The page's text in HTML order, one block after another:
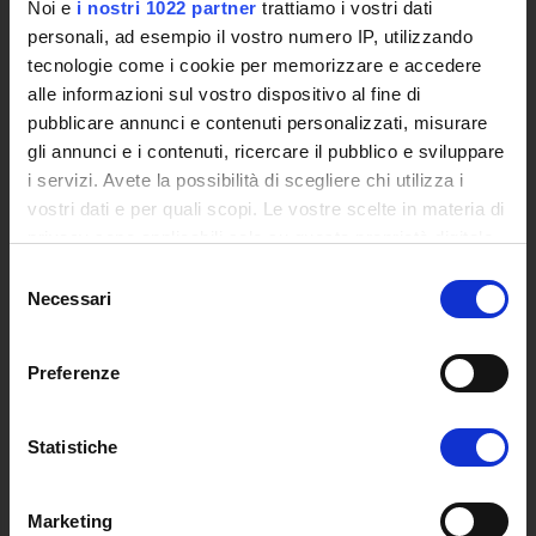
Noi e i nostri 1022 partner trattiamo i vostri dati
personali, ad esempio il vostro numero IP, utilizzando
tecnologie come i cookie per memorizzare e accedere
alle informazioni sul vostro dispositivo al fine di
pubblicare annunci e contenuti personalizzati, misurare
gli annunci e i contenuti, ricercare il pubblico e sviluppare
i servizi. Avete la possibilità di scegliere chi utilizza i
vostri dati e per quali scopi. Le vostre scelte in materia di
modificare o revocare il proprio consenso in qualsiasi
momento dalla Dichiarazione sui cookie o facendo clic
raccogliere informazioni sulla tua posizione
geografica, con un'approssimazione di qualche
Identificare il tuo dispositivo, scansionandolo
delNecessari
Preferenze
Statistiche
Marketing
Posta Elettronica Certificata - PEC
Bacheca del Rettore
DIDATTICA
Corsi di Laurea
Corsi di Perfezionamento
Dottorato di Ricerca
Certificazioni e Alta Formazione Professionale
Guida alla visualizzazione delle Schede Corso